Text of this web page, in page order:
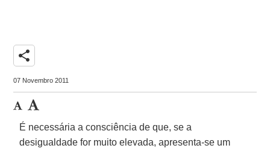
share
07 Novembro 2011
É necessária a consciência de que, se a
desigualdade for muito elevada, apresenta-se um